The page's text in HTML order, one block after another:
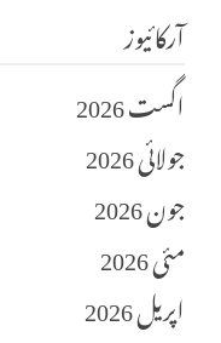
آرکائیوز
اگست 2026
جولائی 2026
جون 2026
مئی 2026
اپریل 2026